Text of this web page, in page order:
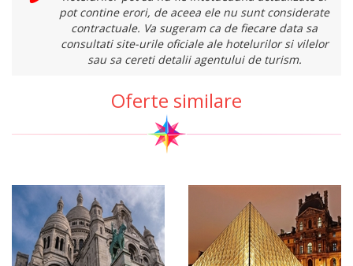
pot contine erori, de aceea ele nu sunt considerate
contractuale. Va sugeram ca de fiecare data sa
consultati site-urile oficiale ale hotelurilor si vilelor
sau sa cereti detalii agentului de turism.
Oferte similare